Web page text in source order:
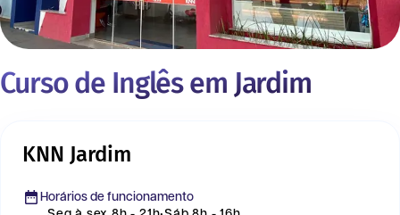
Curso de Inglês em Jardim
KNN Jardim
Horários de funcionamento